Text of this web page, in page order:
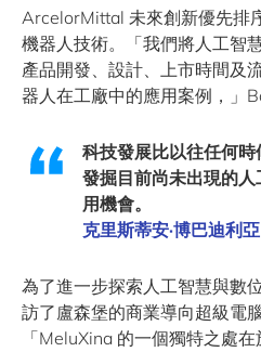
ArcelorMittal 未來創新優先排
機器人技術。「我們將人工智
產品開發、設計、上市時間及
器人在工廠中的應用案例，」
科技發展比以往任何
發掘目前尚未出現的
用機會。
克里斯蒂安·博巴迪利
為了進一步探索人工智慧與數
訪了盧森堡的商業導向超級電
「MeluXina 的一個獨特之處